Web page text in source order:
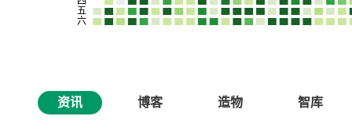
资讯 博客 造物 智库